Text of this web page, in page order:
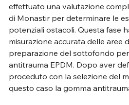
effettuato una valutazione
di Monastir per determinare le
potenziali ostacoli. Questa fase
misurazione accurata delle aree
preparazione del sottofondo
antitrauma EPDM. Dopo aver
proceduto con la selezione del
questo caso la gomma